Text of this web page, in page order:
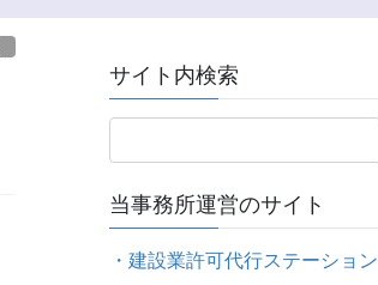
サイト内検索
当事務所運営のサイト
・建設業許可代行ステーション